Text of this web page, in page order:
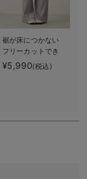
裾が床につかない
フリーカットでき
るランダムプリー
ツワイドパンツ
¥5,990(税込)